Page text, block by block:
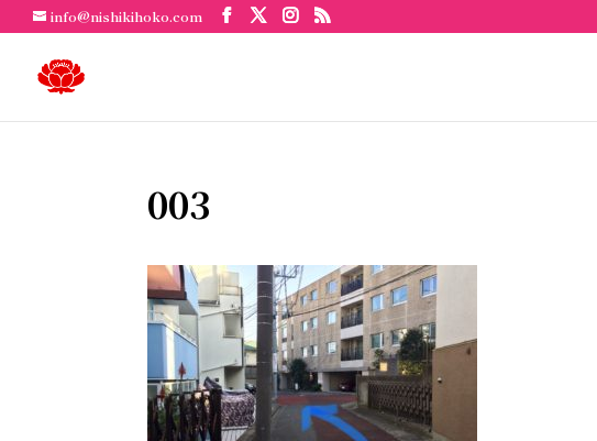
info@nishikihoko.com
003